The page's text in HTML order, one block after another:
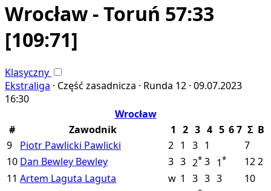
Wrocław - Toruń 57:33
[109:71]
Klasyczny
Ekstraliga · Część zasadnicza · Runda 12 · 09.07.2023
16:30
Wrocław
#
Zawodnik 1 2 3 4 5 67 Σ B
9
Piotr Pawlicki Pawlicki 2 1 3 1
7
10 Dan Bewley Bewley 3 3 2* 3 1* 122
11 Artem Laguta Laguta w 1 3 3 3
10